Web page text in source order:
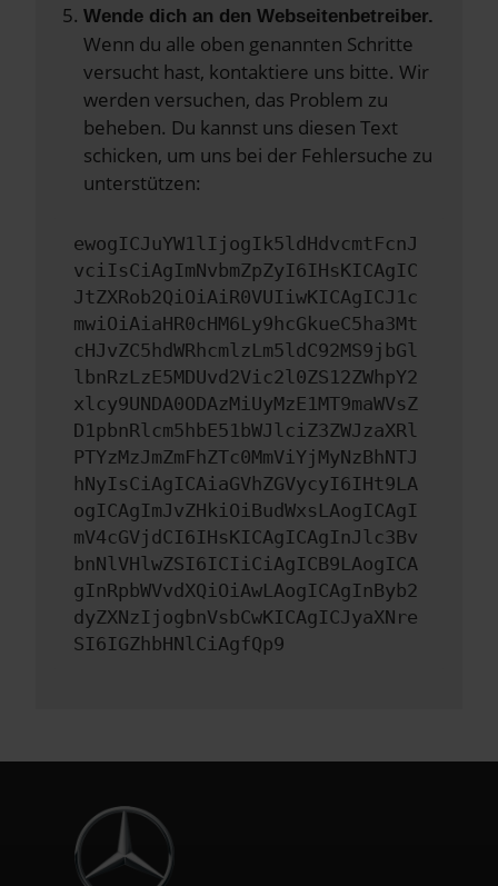
Wende dich an den Webseitenbetreiber.
Wenn du alle oben genannten Schritte
versucht hast, kontaktiere uns bitte. Wir
werden versuchen, das Problem zu
beheben. Du kannst uns diesen Text
schicken, um uns bei der Fehlersuche zu
unterstützen:
ewogICJuYW1lIjogIk5ldHdvcmtFcnJ
vciIsCiAgImNvbmZpZyI6IHsKICAgIC
JtZXRob2QiOiAiR0VUIiwKICAgICJ1c
mwiOiAiaHR0cHM6Ly9hcGkueC5ha3Mt
cHJvZC5hdWRhcmlzLm5ldC92MS9jbGl
lbnRzLzE5MDUvd2Vic2l0ZS12ZWhpY2
xlcy9UNDA0ODAzMiUyMzE1MT9maWVsZ
D1pbnRlcm5hbE51bWJlciZ3ZWJzaXRl
PTYzMzJmZmFhZTc0MmViYjMyNzBhNTJ
hNyIsCiAgICAiaGVhZGVycyI6IHt9LA
ogICAgImJvZHkiOiBudWxsLAogICAgI
mV4cGVjdCI6IHsKICAgICAgInJlc3Bv
bnNlVHlwZSI6ICIiCiAgICB9LAogICA
gInRpbWVvdXQiOiAwLAogICAgInByb2
dyZXNzIjogbnVsbCwKICAgICJyaXNre
SI6IGZhbHNlCiAgfQp9